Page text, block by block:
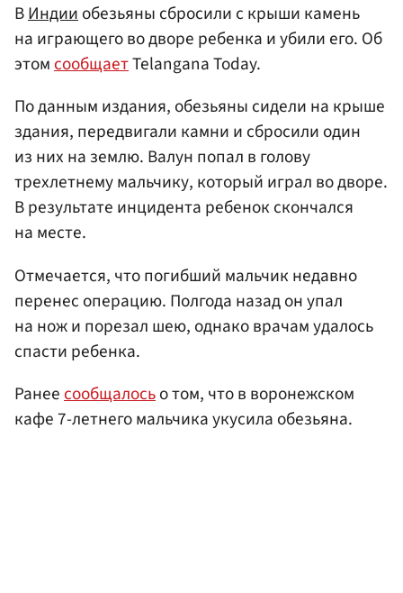
ВИндииобезьяны сбросили с крыши камень
на играющего во дворе ребенка и убили его. Об
этомсообщаетTelangana Today.
По данным издания, обезьяны сидели на крыше
здания, передвигали камни и сбросили один
из них на землю. Валун попал в голову
трехлетнему мальчику, который играл во дворе.
В результате инцидента ребенок скончался
на месте.
Отмечается, что погибший мальчик недавно
перенес операцию. Полгода назад он упал
на нож и порезал шею, однако врачам удалось
спасти ребенка.
Ранеесообщалосьо том, что в воронежском
кафе 7-летнего мальчика укусила обезьяна.